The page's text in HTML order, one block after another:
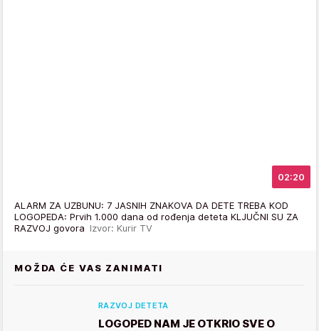
02:20
ALARM ZA UZBUNU: 7 JASNIH ZNAKOVA DA DETE TREBA KOD
LOGOPEDA: Prvih 1.000 dana od rođenja deteta KLJUČNI SU ZA
RAZVOJ govora Izvor: Kurir TV
MOŽDA ĆE VAS ZANIMATI
RAZVOJ DETETA
LOGOPED NAM JE OTKRIO SVE O